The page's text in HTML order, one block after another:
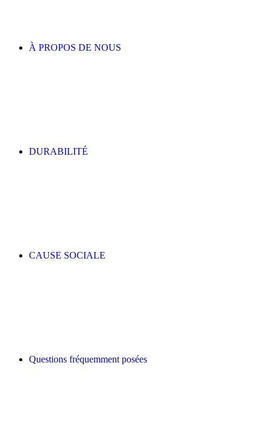
À PROPOS DE NOUS
DURABILITÉ
CAUSE SOCIALE
Questions fréquemment posées